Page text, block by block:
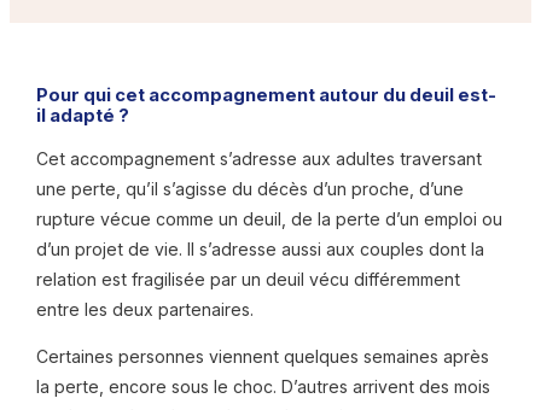
Pour qui cet accompagnement autour du deuil est-
il adapté ?
Cet accompagnement s’adresse aux adultes traversant
une perte, qu’il s’agisse du décès d’un proche, d’une
rupture vécue comme un deuil, de la perte d’un emploi ou
d’un projet de vie. Il s’adresse aussi aux couples dont la
relation est fragilisée par un deuil vécu différemment
entre les deux partenaires.
Certaines personnes viennent quelques semaines après
la perte, encore sous le choc. D’autres arrivent des mois